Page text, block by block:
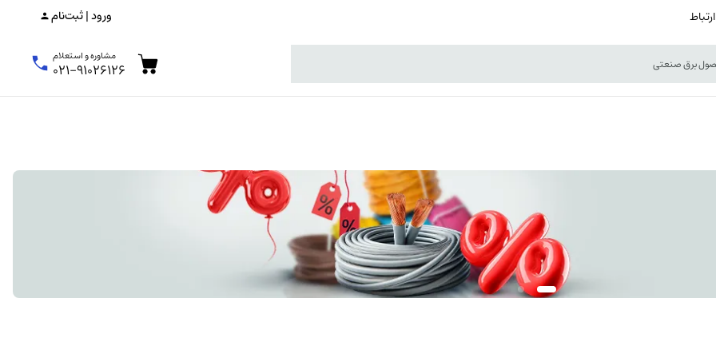
ورود | ثبت‌نام
مشاوره و استعلام
۰۲۱-۹۱۰۲۶۱۲۶